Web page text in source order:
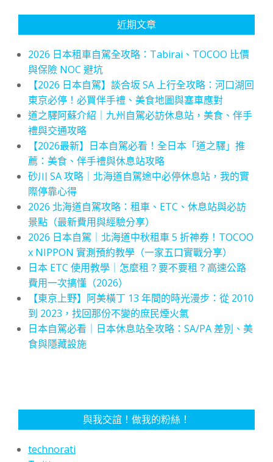
近期文章
2026 日本租車自駕全攻略：Tabirai、TOCOO 比價
與保險 NOC 避坑
【2026 日本自駕】談合坂 SA 上行全攻略：河口湖回
東京必停！必買伴手禮、美食地圖與塞車應對
道之驛阿蘇介紹｜九州自駕必訪休息站，美食、伴手
禮與交通攻略
【2026最新】日本自駕必看！全日本「道之驛」推
薦：美食、伴手禮與休息站攻略
砂川 SA 攻略｜北海道自駕途中必停休息站，我的實
際停靠心得
2026 北海道自駕攻略：租車、ETC、休息站與必訪
景點（最新費用與經驗分享）
2026 日本自駕｜北海道中秋租車 5 折神券！TOCOO
x NIPPON 實測預約教學（一家五口實戰分享）
日本 ETC 使用教學｜怎麼租？要不要租？高速公路
費用一次搞懂（2026）
【東京上野】阿美橫丁 13 年間的時光漫步：從 2010
到 2023，找回那份不變的庶民煙火氣
日本自駕必看｜日本休息站全攻略：SA/PA 差別、美
食與隱藏設施
與我交誼！做我的粉絲！
technorati